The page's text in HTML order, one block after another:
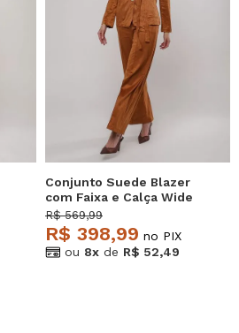
Conjunto Suede Blazer
com Faixa e Calça Wide
Leg Caramelo Salvatore
R$ 569,99
R$ 398,99 no PIX
ou 8x de R$ 52,49